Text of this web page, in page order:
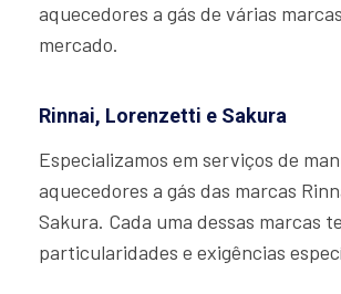
aquecedores a gás de várias
mercado.
Rinnai, Lorenzetti e Sakura
Especializamos em serviços de
aquecedores a gás das marcas
Sakura. Cada uma dessas marcas
particularidades e exigências